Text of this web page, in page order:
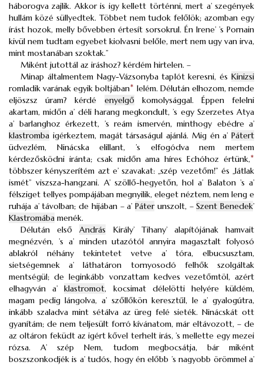
háborogva zajlik. Akkor is igy kellett történni, mert a’ szegények
hullám közé süllyedtek. Többet nem tudok felőlök; azomban egy
írást hozok, melly bővebben értesít sorsokrul. Én Irene’ ’s Pornain
kivül nem tudtam egyebet kiolvasni belőle, mert nem ugy van irva,
mint mostanában szoktak.”
Miként jutottál az iráshoz? kérdém hirtelen. –
Minap általmentem Nagy-Vázsonyba taplót keresni, és Kinizsi
romladik varának egyik boltjában* lelém. Délután elhozom, nemde
eljöszsz úram? kérdé enyelgő komolysággal. Éppen felelni
akartam, midőn a’ déli harang megkondult, ’s egy Szerzetes Atya
a’ barlanghoz érkezett, ’s reám ismervén, minthogy ebédre a’
klastromba igérkeztem, magát társaságul ajánlá. Mig én a’ Pátert
üdvezlém, Ninácska elillant, ’s elfogódva nem mertem
kérdezősködni iránta; csak midőn ama híres Echóhoz értünk,*
többszer kényszerítém azt e’ szavakat: „szép vezetőm!” és „látlak
ismét” viszsza-hangzani. A’ szöllő-hegyetőn, hol a’ Balaton ’s a’
félsziget tellyes pompájában megnyilik, eleget néztem, nem leng e
ruhája a’ távolban; de hijában – a’Páterunszolt, –Szent Benedek’
Klastromába menék.
Délután elsőAndrás Király’ Tihany’ alapítójának hamvait
megnézvén, ’s a’ minden utazótól annyira magasztalt folyosó
ablakról néhány tekintetet vetve a’ tóra, elbucsusztam,
sietségemnek a’ láthatáron tornyosodó felhők szolgáltak
mentségül; de leginkább vonzattam kedves vezetőmtöl, azért
elhagyván a’klastromot, kocsimat délelötti helyére küldém,
magam pedig lángolva, a’ szőllőkön keresztűl, le a’ gyalogútra,
inkább szaladva mint sétálva az üreg felé sieték. Ninácskát ott
gyanítám; de nem teljesült forró kívánatom, már eltávozott, – de
az oltáron feküdt az igért kővel terhelt irás, ’s mellette egy mezei
rózsa. A’ szép Nem, tudom megbocsátja, bár miként
boszszonkodjék is a’ tudós, hogy én előbb ’s nagyobb örömmel a’